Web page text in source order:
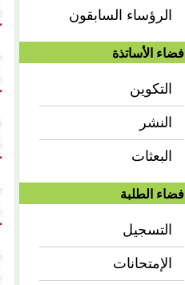
الرؤساء السابقون
فضاء الأساتذة
التكوين
النشر
البعثات
فضاء الطلبة
التسجيل
الإمتحانات